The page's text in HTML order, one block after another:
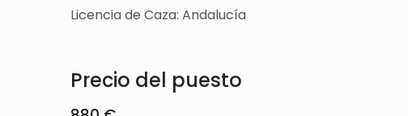
Licencia de Caza: Andalucía
Precio del puesto